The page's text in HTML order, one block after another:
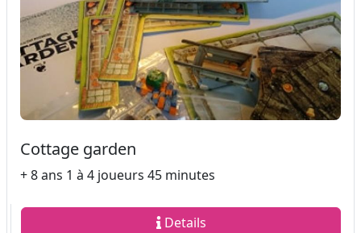
Cottage garden
+ 8 ans 1 à 4 joueurs 45 minutes
Details